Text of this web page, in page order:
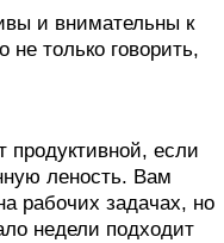
и внимательны к
только говорить,
продуктивной, если
леность. Вам
рабочих задачах, но
недели подходит